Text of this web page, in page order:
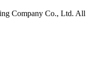
Company Co., Ltd. All